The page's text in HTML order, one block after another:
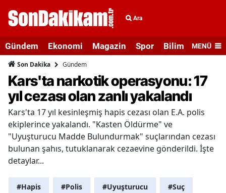
Ara
Gündem Ekonomi Magazin Spor Bilim veMENÜ
Son Dakika Gündem
Kars'ta narkotik operasyonu: 17
yıl cezası olan zanlı yakalandı
Kars'ta 17 yıl kesinleşmiş hapis cezası olan E.A. polis
ekiplerince yakalandı. "Kasten Öldürme" ve
"Uyuşturucu Madde Bulundurmak" suçlarından cezası
bulunan şahıs, tutuklanarak cezaevine gönderildi. İşte
detaylar...
#Hapis #Polis #Uyuşturucu #Suç